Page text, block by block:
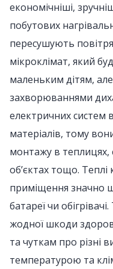
економічніші,
побутових
пересушують
мікроклімат, який
маленьким дітям,
захворюваннями
електричних систем
матеріалів, тому
монтажу в
об’єктах тощо. Теплі
приміщення значно
батареї чи
жодної шкоди
та чуткам про різні
температурою та